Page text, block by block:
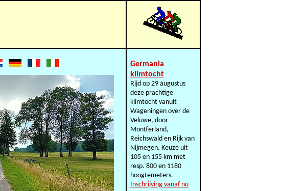
Germania
klimtocht
Rijd op 29 augustus
deze prachtige
klimtocht vanuit
Wageningen over de
Veluwe, door
Montferland,
Reichswald en Rijk van
Nijmegen. Keuze uit
105 en 155 km met
resp. 800 en 1180
hoogtemeters.
Inschrijving vanaf nu